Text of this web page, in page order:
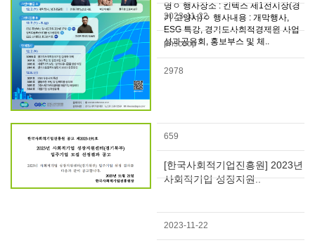
명ㅇ 행사장소 : 킨텍스 제1전시장(경
기 고양시)ㅇ 행사내용 : 개막행사,
ESG 특강, 경기도사회적경제원 사업
성과공유회, 홍보부스 및 체..
2023-11-22
pnscoop
2978
659
[한국사회적기업진흥원] 2023년
사회적기업 성장지원..
2023-11-22